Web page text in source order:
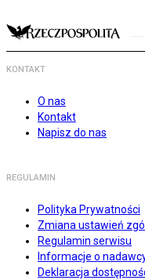
KONTAKT
O nas
Kontakt
Napisz do nas
REGULAMIN
Polityka Prywatności
Zmiana ustawień
Regulamin serwisu
Informacje o
Deklaracja